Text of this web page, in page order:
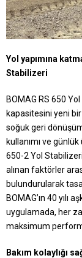
Yol yapımına
Stabilizeri
BOMAG RS 650
kapasitesini yeni
soğuk geri
kullanımı ve
650-2 Yol
alınan faktörler
bulundurularak
BOMAG’ın 40 yılı
uygulamada, her
maksimum
Bakım kolaylığı